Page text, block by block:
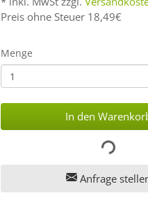
Preis ohne Steuer 18,49€
Menge
In den
Anfrage